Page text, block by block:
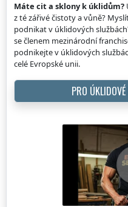
Máte cit a sklony k úklidům?
z té zářivé čistoty a vůně?
podnikat v úklidových
se členem mezinárodní
podnikejte v úklidových
celé Evropské unii.
PRO